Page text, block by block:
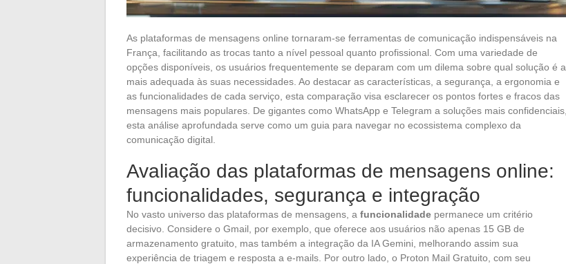
As plataformas de mensagens online tornaram-se ferramentas de comunicação indispensáveis na
França, facilitando as trocas tanto a nível pessoal quanto profissional. Com uma variedade de
opções disponíveis, os usuários frequentemente se deparam com um dilema sobre qual solução é a
mais adequada às suas necessidades. Ao destacar as características, a segurança, a ergonomia e
as funcionalidades de cada serviço, esta comparação visa esclarecer os pontos fortes e fracos das
mensagens mais populares. De gigantes como WhatsApp e Telegram a soluções mais confidenciais,
esta análise aprofundada serve como um guia para navegar no ecossistema complexo da
comunicação digital.
Avaliação das plataformas de mensagens online:
funcionalidades, segurança e integração
No vasto universo das plataformas de mensagens, a funcionalidade permanece um critério
decisivo. Considere o Gmail, por exemplo, que oferece aos usuários não apenas 15 GB de
armazenamento gratuito, mas também a integração da IA Gemini, melhorando assim sua
experiência de triagem e resposta a e-mails. Por outro lado, o Proton Mail Gratuito, com seu